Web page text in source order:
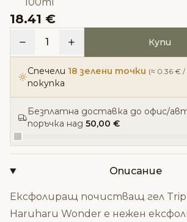
18.41 €
1 Купи
Спечели 18 зелени точки (≈ 0.36 €
покупка
Безплатна доставка до офис/
поръчка над 50,00 €
Описание
Ексфолиращ почистващ гел
Haruharu Wonder е нежен